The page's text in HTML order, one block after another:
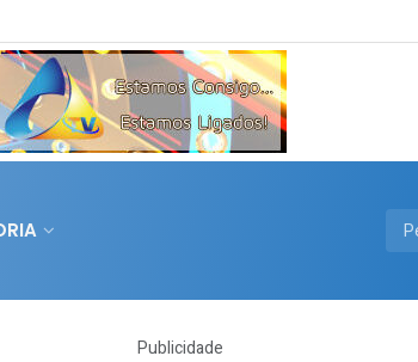
Publicidade